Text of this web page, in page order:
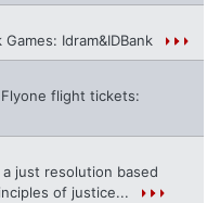
Idram&IDBank
flight tickets:
just resolution based
of justice...